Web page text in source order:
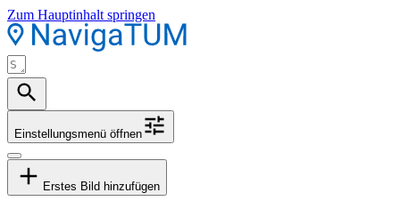
Zum Hauptinhalt springen
Einstellungsmenü öffnen
Erstes Bild hinzufügen